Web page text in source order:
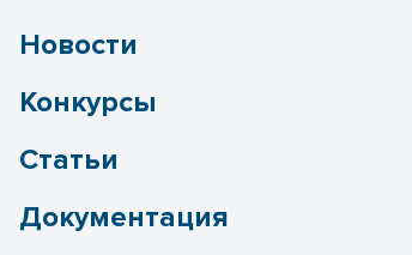
Новости
Конкурсы
Статьи
Документация